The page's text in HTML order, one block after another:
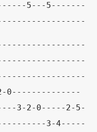
5---5-------
0--------------
3-2-0-----2-5-
3-4-----